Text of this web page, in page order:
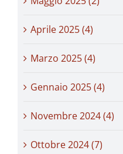
Aprile 2025 (4)
Marzo 2025 (4)
Gennaio 2025 (4)
Novembre 2024 (4)
Ottobre 2024 (7)